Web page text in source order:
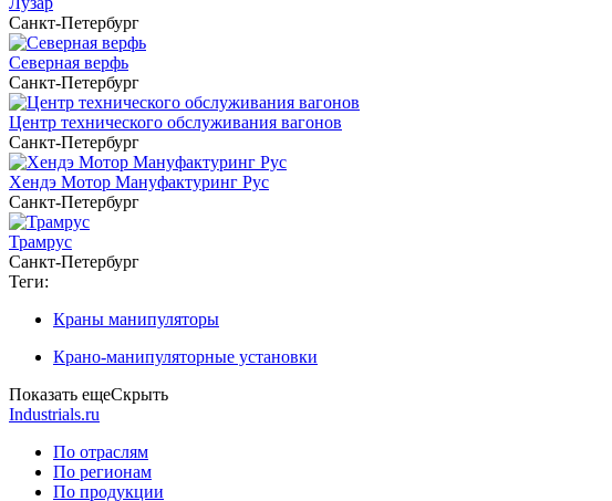
Санкт-Петербург
Северная верфь
Санкт-Петербург
Центр технического обслуживания вагонов
Санкт-Петербург
Хендэ Мотор Мануфактуринг Рус
Санкт-Петербург
Трамрус
Санкт-Петербург
Теги:
Краны манипуляторы
Крано-манипуляторные установки
Показать ещеСкрыть
Industrials.ru
По отраслям
По регионам
По продукции